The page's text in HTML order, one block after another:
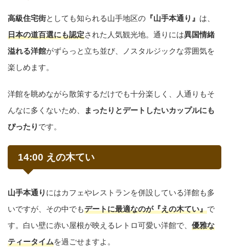
高級住宅街としても知られる山手地区の 『山手本通り』 は、
日本の道百選にも認定された人気観光地。通りには異国情緒
溢れる洋館がずらっと立ち並び、ノスタルジックな雰囲気を
楽しめます。
洋館を眺めながら散策するだけでも十分楽しく、人通りもそ
んなに多くないため、
まったりとデートしたいカップルにも
ぴったり です。
14:00 えの木てい
山手本通り にはカフェやレストランを併設している洋館も多
いですが、その中でもデートに最適なのが『えの木てい』で
す。白い壁に赤い屋根が映えるレトロ可愛い洋館で、 優雅な
ティータイムを過ごせますよ。